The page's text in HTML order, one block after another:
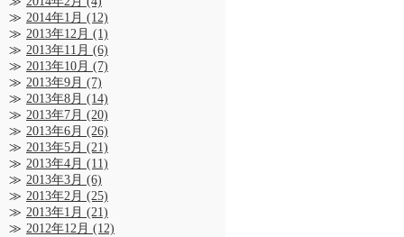
2014年1月 (12)
2013年12月 (1)
2013年11月 (6)
2013年10月 (7)
2013年9月 (7)
2013年8月 (14)
2013年7月 (20)
2013年6月 (26)
2013年5月 (21)
2013年4月 (11)
2013年3月 (6)
2013年2月 (25)
2013年1月 (21)
2012年12月 (12)